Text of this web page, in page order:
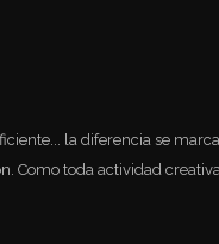
la diferencia se
Como toda actividad